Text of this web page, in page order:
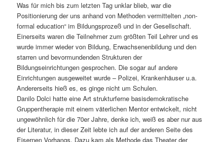
Was für mich bis zum letzten Tag unklar blieb, war die
Positionierung der uns anhand von Methoden vermittelten „non-
formal education“ im Bildungsprozeß und in der Gesellschaft.
Einerseits waren die Teilnehmer zum größten Teil Lehrer und es
wurde immer wieder von Bildung, Erwachsenenbildung und den
starren und bevormundenden Strukturen der
Bildungseinrichtungen gesprochen. Die sogar auf andere
Einrichtungen ausgeweitet wurde – Polizei, Krankenhäuser u.a.
Andererseits hieß es, es ginge nicht um Schulen.
Danilo Dolci hatte eine Art strukturferne basisdemokratische
Gruppentherapie mit einem väterlichen Mentor entwickelt, nicht
ungewöhnlich für die 70er Jahre, denke ich, weiß es aber nur aus
der Literatur, in dieser Zeit lebte ich auf der anderen Seite des
Eisernen Vorhangs. Dazu kam als Methode das Theater der